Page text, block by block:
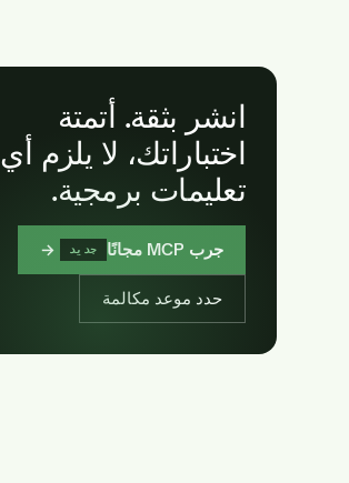
انشر بثقة. أتمتة
اختباراتك، لا يلزم أي
تعليمات برمجية.
جرب MCP مجانًا جديد →
حدد موعد مكالمة